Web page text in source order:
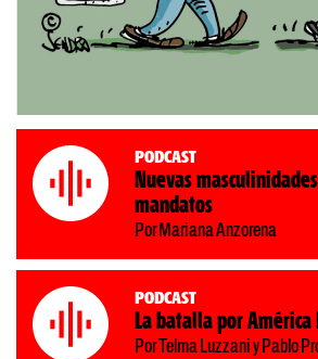
Podcast
Nuevas
mandatos
Por Mariana Anzorena
Podcast
La batalla por América
Por Telma Luzzani y Pablo